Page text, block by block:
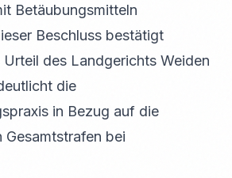
Betäubungsmitteln
Beschluss bestätigt
des Landgerichts Weiden
die
in Bezug auf die
Gesamtstrafen bei